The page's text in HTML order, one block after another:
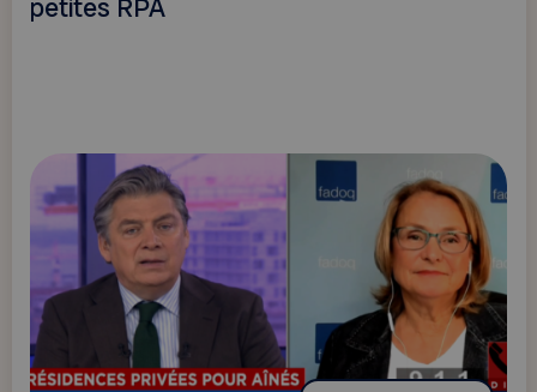
petites RPA